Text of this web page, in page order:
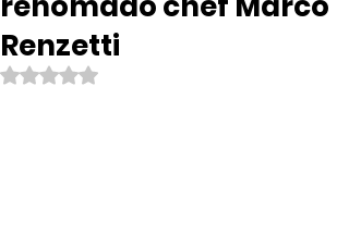
Renzetti
Avaliado com NaN de 5 estrelas.